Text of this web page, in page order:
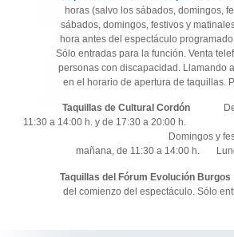
horas (salvo los sábados, domingos,
sábados, domingos, festivos y
hora antes del espectáculo
Sólo entradas para la función. Venta
personas con discapacidad. Llamando
en el horario de apertura de taquillas.
Taquillas de Cultural Cordón
De
11:30 a 14:00 h. y de
Domingos y festivos:
mañana, de 11:30 a 14:00 h.
Taquillas del Fórum Evolución Burgos
del comienzo del espectáculo. Sólo